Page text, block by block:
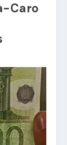
Caro